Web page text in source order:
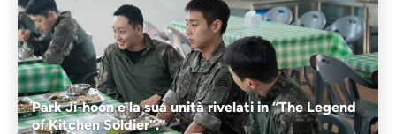
Park Ji-hoon e la sua unità rivelati in “The Legend
of Kitchen Soldier”.”